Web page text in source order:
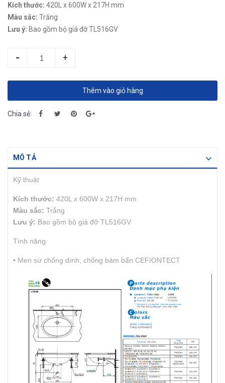
Kích thước: 420L x 600W x 217H mm
Màu sắc: Trắng
Lưu ý: Bao gồm bộ giá đỡ TL516GV
- +
Thêm vào giỏ hàng
Chia sẻ:
MÔ TẢ
Kỹ thuật
Kích thước: 420L x 600W x 217H mm
Màu sắc: Trắng
Lưu ý: Bao gồm bộ giá đỡ TL516GV
Tính năng
• Men sứ chống dính, chống bám bẩn CEFIONTECT